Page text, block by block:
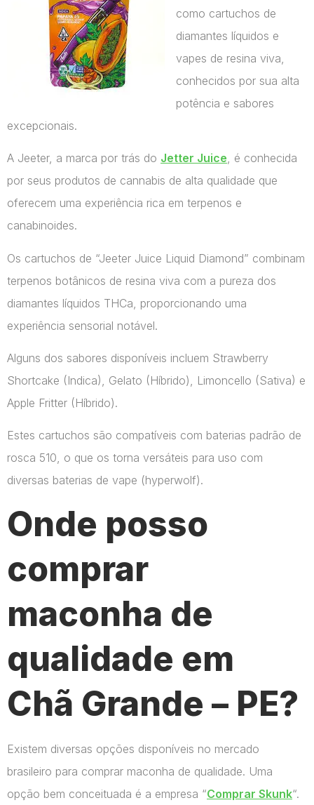
como cartuchos de
diamantes líquidos e
vapes de resina viva,
conhecidos por sua alta
potência e sabores
excepcionais.
A Jeeter, a marca por trás do Jetter Juice, é conhecida
por seus produtos de cannabis de alta qualidade que
oferecem uma experiência rica em terpenos e
canabinoides.
Os cartuchos de “Jeeter Juice Liquid Diamond” combinam
terpenos botânicos de resina viva com a pureza dos
diamantes líquidos THCa, proporcionando uma
experiência sensorial notável.
Alguns dos sabores disponíveis incluem Strawberry
Shortcake (Indica), Gelato (Híbrido), Limoncello (Sativa) e
Apple Fritter (Híbrido).
Estes cartuchos são compatíveis com baterias padrão de
rosca 510, o que os torna versáteis para uso com
diversas baterias de vape​ (hyperwolf)​.
Onde posso
comprar
maconha de
qualidade em
Chã Grande – PE?
Existem diversas opções disponíveis no mercado
brasileiro para comprar maconha de qualidade. Uma
opção bem conceituada é a empresa “Comprar Skunk“.